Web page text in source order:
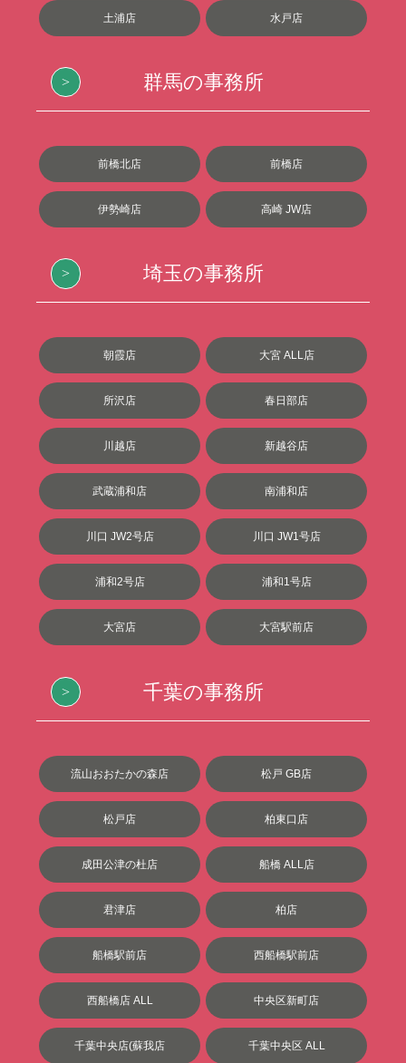
土浦店 水戸店
群馬の事務所
前橋北店 前橋店
伊勢崎店 高崎 JW店
埼玉の事務所
朝霞店 大宮 ALL店
所沢店 春日部店
川越店 新越谷店
武蔵浦和店 南浦和店
川口 JW2号店 川口 JW1号店
浦和2号店 浦和1号店
大宮店 大宮駅前店
千葉の事務所
流山おおたかの森店 松戸 GB店
松戸店 柏東口店
成田公津の杜店 船橋 ALL店
君津店 柏店
船橋駅前店 西船橋駅前店
西船橋店 ALL 中央区新町店
千葉中央店(蘇我店 千葉中央区 ALL